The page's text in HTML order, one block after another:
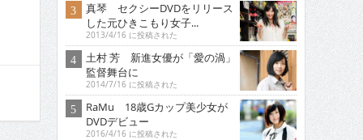
真琴 セクシーDVDをリリース
した元ひきこもり女子...
2013/4/16 に投稿された
土村 芳 新進女優が「愛の渦」
監督舞台に
2014/7/16 に投稿された
RaMu 18歳Gカップ美少女が
DVDデビュー
2016/4/16 に投稿された